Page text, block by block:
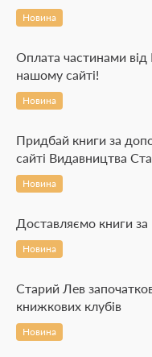
Новина
Оплата частинами
нашому сайті!
Новина
Придбай книги за
сайті Видавництва
Новина
Доставляємо книги
Новина
Старий Лев
книжкових клубів
Новина